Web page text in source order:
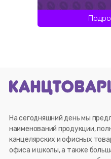
На сегодняшний день мы
наименований продукции,
канцелярских и офисных
офиса и школы, а также